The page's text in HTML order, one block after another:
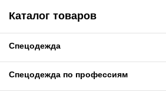
Каталог товаров
Спецодежда
Спецодежда по профессиям